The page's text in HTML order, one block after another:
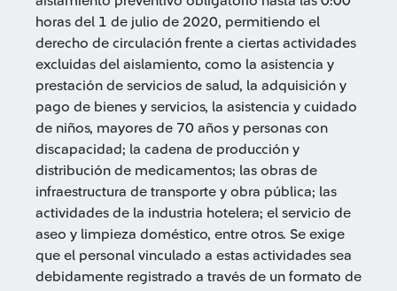
horas del 1 de julio de 2020, permitiendo el
derecho de circulación frente a ciertas actividades
excluidas del aislamiento, como la asistencia y
prestación de servicios de salud, la adquisición y
pago de bienes y servicios, la asistencia y cuidado
de niños, mayores de 70 años y personas con
discapacidad; la cadena de producción y
distribución de medicamentos; las obras de
infraestructura de transporte y obra pública; las
actividades de la industria hotelera; el servicio de
aseo y limpieza doméstico, entre otros. Se exige
que el personal vinculado a estas actividades sea
debidamente registrado a través de un formato de